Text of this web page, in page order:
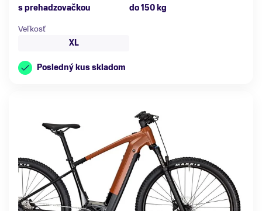
s prehadzovačkou
do 150 kg
Veľkosť
XL
Posledný kus skladom